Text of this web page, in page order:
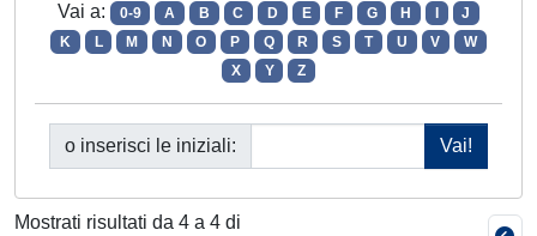
Vai a: 0-9 A B C D E F G H
J
K
L M N O P Q R S T U V
W
X
Y Z
o inserisci le iniziali:
Mostrati risultati da 4 a 4 di